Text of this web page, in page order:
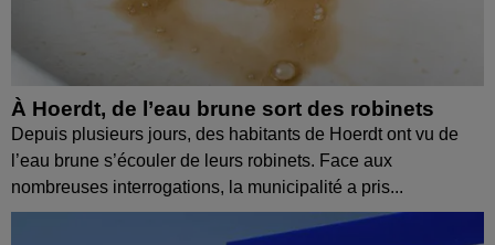
À Hoerdt, de l’eau brune sort des robinets
Depuis plusieurs jours, des habitants de Hoerdt ont vu de
l’eau brune s’écouler de leurs robinets. Face aux
nombreuses interrogations, la municipalité a pris...